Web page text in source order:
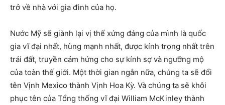
trở về nhà với gia đình của họ.
Nước Mỹ sẽ giành lại vị thế xứng đáng của mình là quốc
gia vĩ đại nhất, hùng mạnh nhất, được kính trọng nhất trên
trái đất, truyền cảm hứng cho sự kính sợ và ngưỡng mộ
của toàn thế giới. Một thời gian ngắn nữa, chúng ta sẽ đổi
tên Vịnh Mexico thành Vịnh Hoa Kỳ. Và chúng ta sẽ khôi
phục tên của Tổng thống vĩ đại William McKinley thành